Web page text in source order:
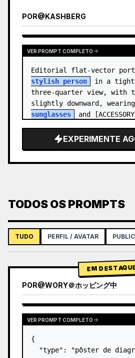
POR@KASHBERG
VER PROMPT COMPLETO
Editorial flat-vector
stylish person
in a tight
three-quarter view, with
slightly downward, wearing
sunglasses
and
EXPERIMENTE
TODOS OS PROMPTS
TUDO PERFIL / AVATAR
EM
POR@WORY＠ホッピング中
VER PROMPT COMPLETO
{
"type": "pôster de